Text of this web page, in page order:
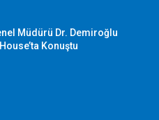
Müdürü Dr. Demiroğlu
Konuştu